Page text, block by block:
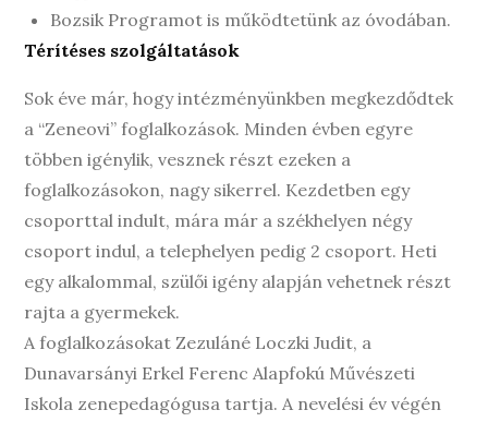
Bozsik Programot is működtetünk az óvodában.
Térítéses szolgáltatások
Sok éve már, hogy intézményünkben megkezdődtek
a “Zeneovi” foglalkozások. Minden évben egyre
többen igénylik, vesznek részt ezeken a
foglalkozásokon, nagy sikerrel. Kezdetben egy
csoporttal indult, mára már a székhelyen négy
csoport indul, a telephelyen pedig 2 csoport. Heti
egy alkalommal, szülői igény alapján vehetnek részt
rajta a gyermekek.
A foglalkozásokat Zezuláné Loczki Judit, a
Dunavarsányi Erkel Ferenc Alapfokú Művészeti
Iskola zenepedagógusa tartja. A nevelési év végén